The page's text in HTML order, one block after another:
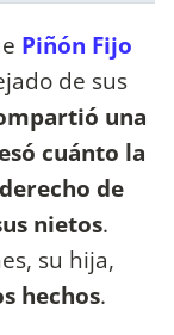
Piñón Fijo
de sus
una
cuánto la
de
nietos.
su hija,
hechos.